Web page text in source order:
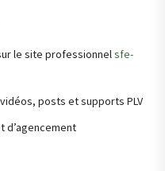
le site professionnel sfe-
posts et supports PLV
d’agencement